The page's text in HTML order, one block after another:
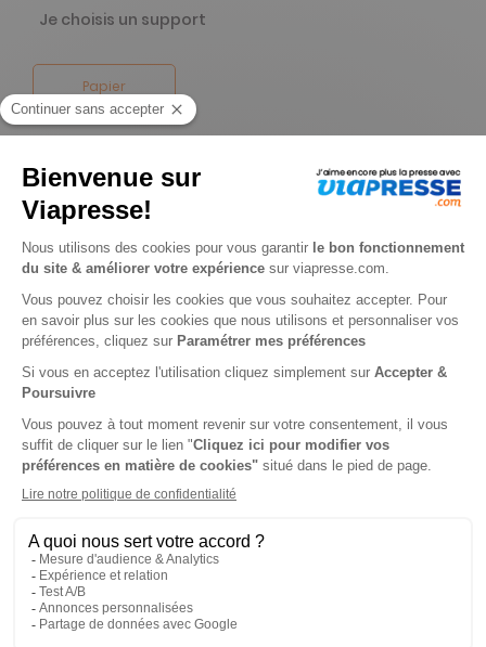
Je choisis un support
Papier
-41%
Abonnement 1 an
6 n° • Papier Offre réservée aux étudiants
92€00 Tarif Kiosque :156€00
Tarif France métropolitaine
Abonnement 1 an
6 n° • Papier Offre réservée aux institutions
142€00 Tarif Kiosque :
Tarif France métropolitaine
Renouvellement à date d’anniversaire